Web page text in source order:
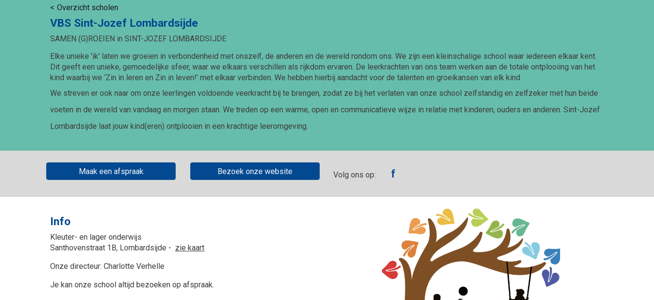
< Overzicht scholen
VBS Sint-Jozef Lombardsijde
SAMEN (G)ROEIEN in SINT-JOZEF LOMBARDSIJDE
Elke unieke 'ik' laten we groeien in verbondenheid met onszelf, de anderen en de wereld rondom ons. We zijn een kleinschalige school waar iedereen elkaar kent.
Dit geeft een unieke, gemoedelijke sfeer, waar we elkaars verschillen als rijkdom ervaren. De leerkrachten van ons team werken aan de totale ontplooiing van het
kind waarbij we ‘Zin in leren en Zin in leven!’ met elkaar verbinden. We hebben hierbij aandacht voor de talenten en groeikansen van elk kind.
We streven er ook naar om onze leerlingen voldoende veerkracht bij te brengen, zodat ze bij het verlaten van onze school zelfstandig en zelfzeker met hun beide
voeten in de wereld van vandaag en morgen staan. We treden op een warme, open en communicatieve wijze in relatie met kinderen, ouders en anderen. Sint-Jozef
Lombardsijde laat jouw kind(eren) ontplooien in een krachtige leeromgeving.
Maak een afspraak Bezoek onze website Volg ons op: f
Info
Kleuter- en lager onderwijs
Santhovenstraat 1B, Lombardsijde - zie kaart
Onze directeur: Charlotte Verhelle
Je kan onze school altijd bezoeken op afspraak.